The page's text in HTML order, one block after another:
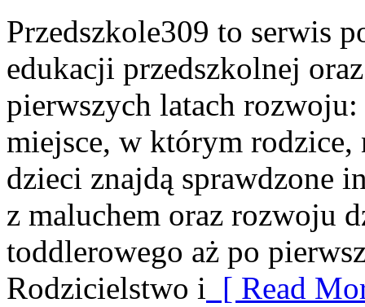
Przedszkole309 to serwis
edukacji przedszkolnej
pierwszych latach
miejsce, w którym rodzice,
dzieci znajdą sprawdzone
z maluchem oraz rozwoju
toddlerowego aż po
Rodzicielstwo i [ Read